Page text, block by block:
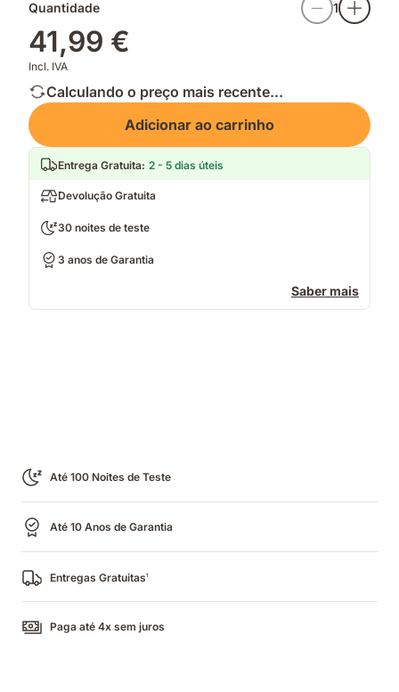
Quantidade 1
41,99 €
Incl. IVA
Calculando o preço mais recente...
Adicionar ao carrinho
Entrega Gratuita: 2 - 5 dias úteis
Devolução Gratuita
30 noites de teste
3 anos de Garantia
Saber mais
Até 100 Noites de Teste
Até 10 Anos de Garantia
Entregas Gratuitas1
Paga até 4x sem juros